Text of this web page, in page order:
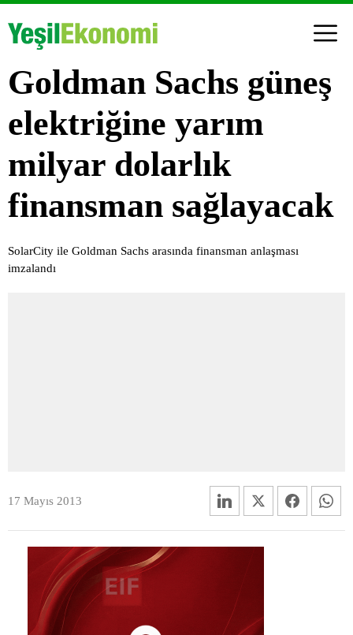
Goldman Sachs güneş
elektriğine yarım
milyar dolarlık
finansman sağlayacak
SolarCity ile Goldman Sachs arasında finansman anlaşması
imzalandı
17 Mayıs 2013